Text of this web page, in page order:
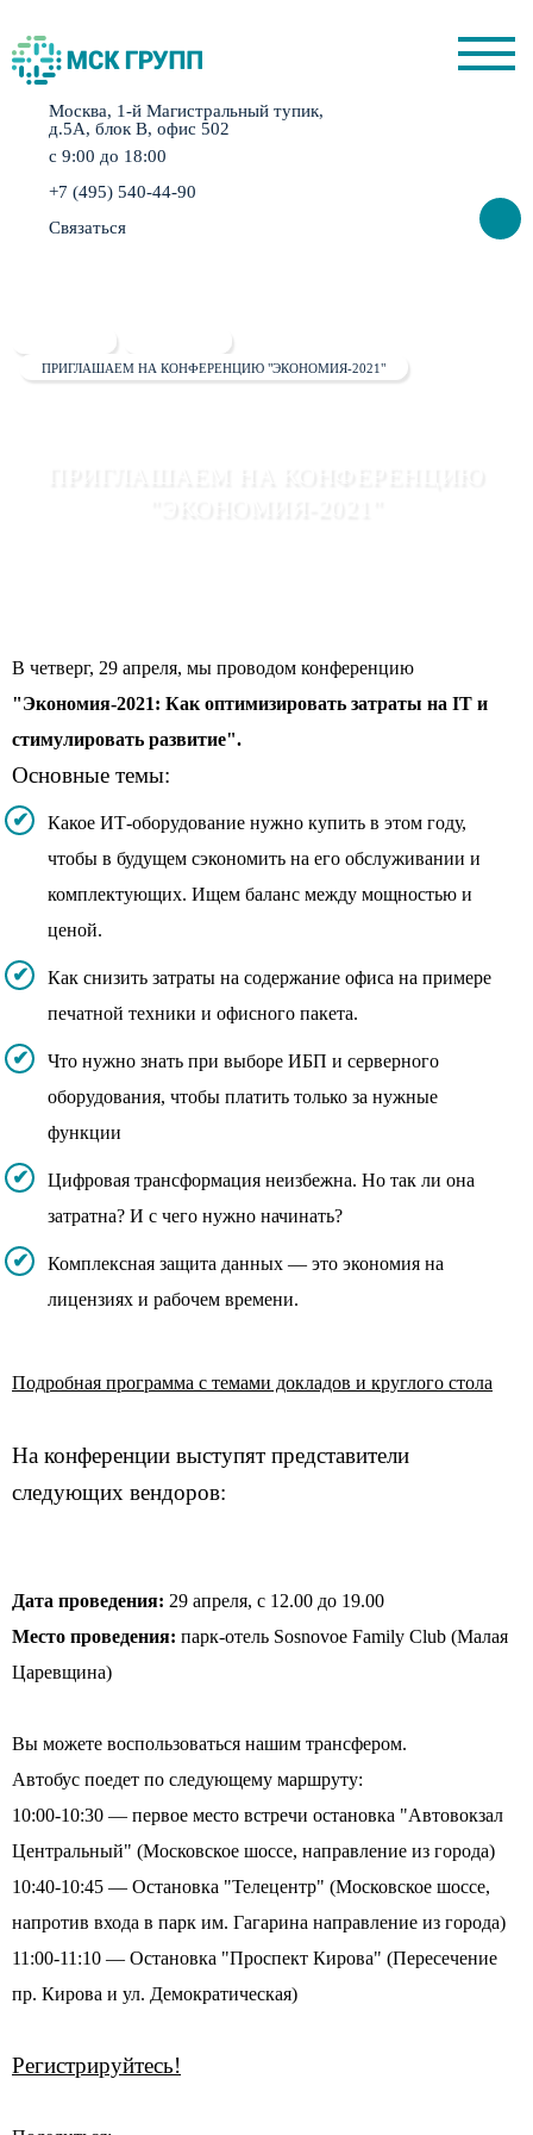
Москва, 1-й Магистральный тупик,
д.5А, блок B, офис 502
с 9:00 до 18:00
+7 (495) 540-44-90
Связаться
ПРИГЛАШАЕМ НА КОНФЕРЕНЦИЮ "ЭКОНОМИЯ-2021"
В четверг, 29 апреля, мы проводом конференцию
"Экономия-2021: Как оптимизировать затраты на IT и
стимулировать развитие".
Основные темы:
Какое ИТ-оборудование нужно купить в этом году,
чтобы в будущем сэкономить на его обслуживании и
комплектующих. Ищем баланс между мощностью и
ценой.
Как снизить затраты на содержание офиса на примере
печатной техники и офисного пакета.
Что нужно знать при выборе ИБП и серверного
оборудования, чтобы платить только за нужные
функции
Цифровая трансформация неизбежна. Но так ли она
затратна? И с чего нужно начинать?
Комплексная защита данных — это экономия на
лицензиях и рабочем времени.
Подробная программа с темами докладов и круглого стола
На конференции выступят представители
следующих вендоров:
Дата проведения: 29 апреля, с 12.00 до 19.00
Место проведения: парк-отель Sosnovoe Family Club (Малая
Царевщина)
Вы можете воспользоваться нашим трансфером.
Автобус поедет по следующему маршруту:
10:00-10:30 — первое место встречи остановка "Автовокзал
Центральный" (Московское шоссе, направление из города)
10:40-10:45 — Остановка "Телецентр" (Московское шоссе,
напротив входа в парк им. Гагарина направление из города)
11:00-11:10 — Остановка "Проспект Кирова" (Пересечение
пр. Кирова и ул. Демократическая)
Регистрируйтесь!